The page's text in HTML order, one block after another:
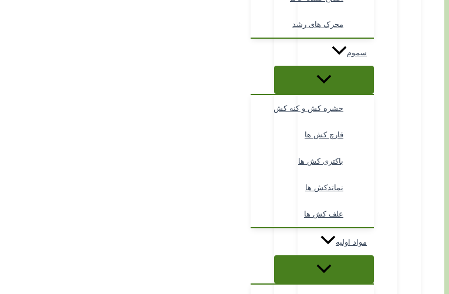
محرک های رشد
سموم
حشره کش و کنه کش
قارچ کش ها
باکتری کش ها
نماتدکش ها
علف کش ها
مواد اولیه